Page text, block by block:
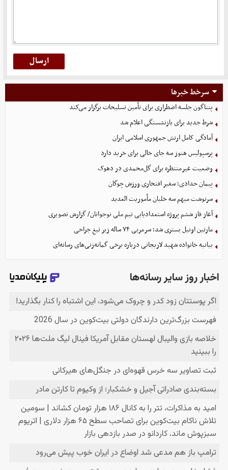
سرخط خبرها
پنتاگون جلسه اضطراری برای تأمین تسلیحات برگزار می‌کند
شرط جدید برای بازنشستگی اعلام شد
آمادگی کامل ارتش جمهوری اسلامی ایران
پرسپولیس هنوز سه جای خالی برای خرید دارد
وضعیت غیرمنتظره برای گل‌محمدی در دهوک
پیمان حدادی؛ سفیر افتخاری ورزش چوگان
سرنوشت مبهم سه خلبان مأموریت العدید
آغاز فاز ششم پروژه استعدادیابی تیم ملی نوجوانان/ گزارش تصویری
مارتین اونیل بستری شد؛ سرمربی ۷۴ ساله زیر تیغ جراحی
بیانیه خانواده شهید لاریجانی درباره برخی گمانه‌زنی‌های رسانه‌ای